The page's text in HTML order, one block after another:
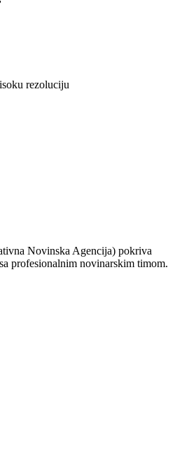
rezoluciju
Novinska Agencija) pokriva
profesionalnim novinarskim timom.